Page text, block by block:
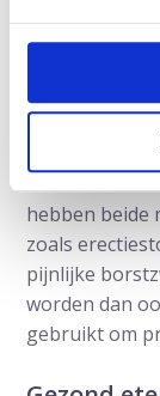
agressieve en
In de
Events Trial
Deze studie
conclusies als
hebben beide
zoals
pijnlijke
worden dan
gebruikt om